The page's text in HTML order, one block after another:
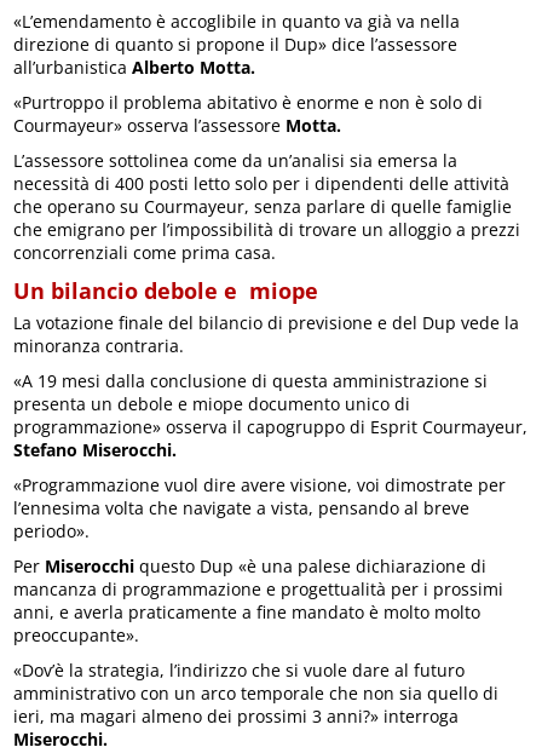
«L’emendamento è accoglibile in quanto va già va nella
direzione di quanto si propone il Dup» dice l’assessore
all’urbanistica Alberto Motta.
«Purtroppo il problema abitativo è enorme e non è solo di
Courmayeur» osserva l’assessore Motta.
L’assessore sottolinea come da un’analisi sia emersa la
necessità di 400 posti letto solo per i dipendenti delle attività
che operano su Courmayeur, senza parlare di quelle famiglie
che emigrano per l’impossibilità di trovare un alloggio a prezzi
concorrenziali come prima casa.
Un bilancio debole e miope
La votazione finale del bilancio di previsione e del Dup vede la
minoranza contraria.
«A 19 mesi dalla conclusione di questa amministrazione si
presenta un debole e miope documento unico di
programmazione» osserva il capogruppo di Esprit Courmayeur,
Stefano Miserocchi.
«Programmazione vuol dire avere visione, voi dimostrate per
l’ennesima volta che navigate a vista, pensando al breve
periodo».
Per Miserocchi questo Dup «è una palese dichiarazione di
mancanza di programmazione e progettualità per i prossimi
anni, e averla praticamente a fine mandato è molto molto
preoccupante».
«Dov’è la strategia, l’indirizzo che si vuole dare al futuro
amministrativo con un arco temporale che non sia quello di
ieri, ma magari almeno dei prossimi 3 anni?» interroga
Miserocchi.